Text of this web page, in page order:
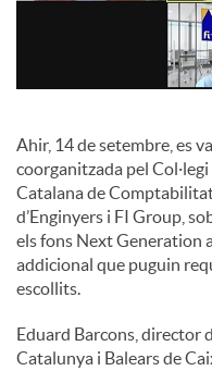
o
n
t
i
Ahir, 14 de setembre, es
coorganitzada pel Col·legi
Catalana de
d’Enginyers i FI Group,
els fons Next Generation
addicional que puguin
escollits.
Eduard Barcons, director
Catalunya i Balears de